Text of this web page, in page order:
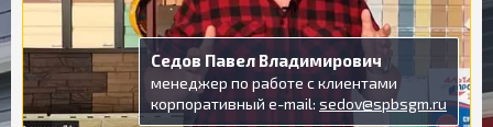
Седов Павел Владимирович
менеджер по работе с клиентами
корпоративный e-mail: sedov@spbsgm.ru